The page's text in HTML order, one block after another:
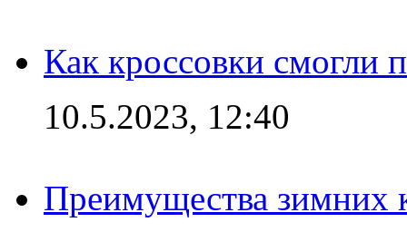
Как кроссовки смогли
10.5.2023, 12:40
Преимущества зимних